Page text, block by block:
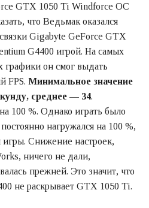
что Ведьмак оказался
Gigabyte GeForce GTX
G4400 игрой. На самых
графики он смог выдать
FPS. Минимальное значение
среднее — 34.
100 %. Однако играть было
нагружался на 100 %,
Снижение настроек,
ничего не дали,
прежней. Это значит, что
не раскрывает GTX 1050 Ti.